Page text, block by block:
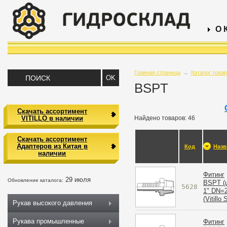
О
Главная страница → Каталог
BSPT
Найдено товаров: 46
Код
5628
Фитинг
BSPT
1"
(Vitillo
Фитинг
Скачать ассортимент
VITILLO в наличии
Скачать ассортимент
Адаптеров из Китая в
наличии
Обновление каталога: 29 июля
Рукав высокого давления
Рукава промышленные